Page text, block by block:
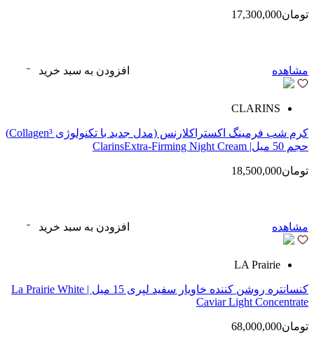
تومان17,300,000
مشاهده افزودن به سبد خرید
CLARINS
کرم شب فرمینگ اکستراکلارنس (مدل جدید با تکنولوژی Collagen³)
حجم 50 میل| ClarinsExtra-Firming Night Cream
تومان18,500,000
مشاهده افزودن به سبد خرید
LA Prairie
کنسانتره روشن کننده خاویار سفید لپری 15 میل | La Prairie White
Caviar Light Concentrate
تومان68,000,000